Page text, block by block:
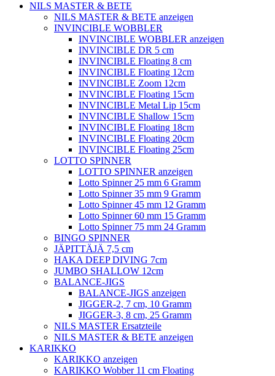
NILS MASTER & BETE
NILS MASTER & BETE anzeigen
INVINCIBLE WOBBLER
INVINCIBLE WOBBLER anzeigen
INVINCIBLE DR 5 cm
INVINCIBLE Floating 8 cm
INVINCIBLE Floating 12cm
INVINCIBLE Zoom 12cm
INVINCIBLE Floating 15cm
INVINCIBLE Metal Lip 15cm
INVINCIBLE Shallow 15cm
INVINCIBLE Floating 18cm
INVINCIBLE Floating 20cm
INVINCIBLE Floating 25cm
LOTTO SPINNER
LOTTO SPINNER anzeigen
Lotto Spinner 25 mm 6 Gramm
Lotto Spinner 35 mm 9 Gramm
Lotto Spinner 45 mm 12 Gramm
Lotto Spinner 60 mm 15 Gramm
Lotto Spinner 75 mm 24 Gramm
BINGO SPINNER
JÄPITTÄJÄ 7,5 cm
HAKA DEEP DIVING 7cm
JUMBO SHALLOW 12cm
BALANCE-JIGS
BALANCE-JIGS anzeigen
JIGGER-2, 7 cm, 10 Gramm
JIGGER-3, 8 cm, 25 Gramm
NILS MASTER Ersatzteile
NILS MASTER & BETE anzeigen
KARIKKO
KARIKKO anzeigen
KARIKKO Wobber 11 cm Floating